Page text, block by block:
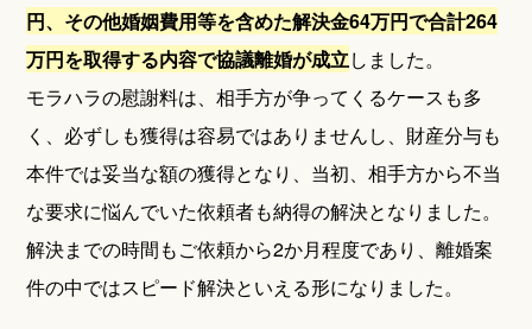
円、その他婚姻費用等を含めた解決金64万円で合計264
万円を取得する内容で協議離婚が成立しました。
モラハラの慰謝料は、相手方が争ってくるケースも多
く、必ずしも獲得は容易ではありませんし、財産分与も
本件では妥当な額の獲得となり、当初、相手方から不当
な要求に悩んでいた依頼者も納得の解決となりました。
解決までの時間もご依頼から2か月程度であり、離婚案
件の中ではスピード解決といえる形になりました。